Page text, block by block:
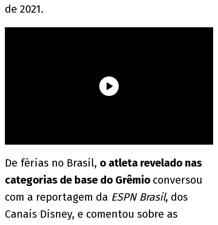
de 2021.
De férias no Brasil, o atleta revelado nas
categorias de base do Grêmio conversou
com a reportagem da ESPN Brasil, dos
Canais Disney, e comentou sobre as